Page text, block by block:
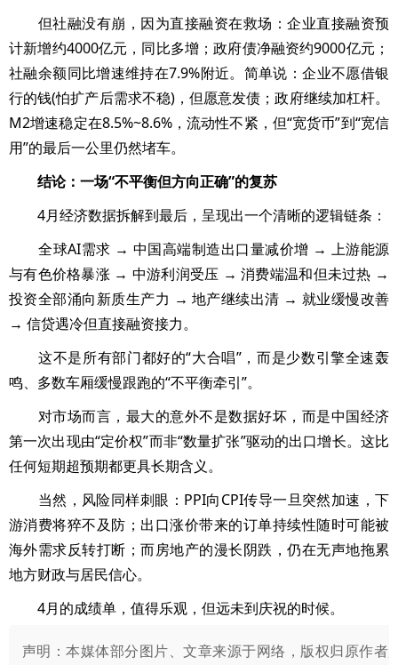
但社融没有崩，因为直接融资在救场：企业直接融资预
计新增约4000亿元，同比多增；政府债净融资约9000亿元；
社融余额同比增速维持在7.9%附近。简单说：企业不愿借银
行的钱(怕扩产后需求不稳)，但愿意发债；政府继续加杠杆。
M2增速稳定在8.5%~8.6%，流动性不紧，但“宽货币”到“宽信
用”的最后一公里仍然堵车。
结论：一场“不平衡但方向正确”的复苏
4月经济数据拆解到最后，呈现出一个清晰的逻辑链条：
全球AI需求 → 中国高端制造出口量减价增 → 上游能源
与有色价格暴涨 → 中游利润受压 → 消费端温和但未过热 →
投资全部涌向新质生产力 → 地产继续出清 → 就业缓慢改善
→ 信贷遇冷但直接融资接力。
这不是所有部门都好的“大合唱”，而是少数引擎全速轰
鸣、多数车厢缓慢跟跑的“不平衡牵引”。
对市场而言，最大的意外不是数据好坏，而是中国经济
第一次出现由“定价权”而非“数量扩张”驱动的出口增长。这比
任何短期超预期都更具长期含义。
当然，风险同样刺眼：PPI向CPI传导一旦突然加速，下
游消费将猝不及防；出口涨价带来的订单持续性随时可能被
海外需求反转打断；而房地产的漫长阴跌，仍在无声地拖累
地方财政与居民信心。
4月的成绩单，值得乐观，但远未到庆祝的时候。
声明：本媒体部分图片、文章来源于网络，版权归原作者